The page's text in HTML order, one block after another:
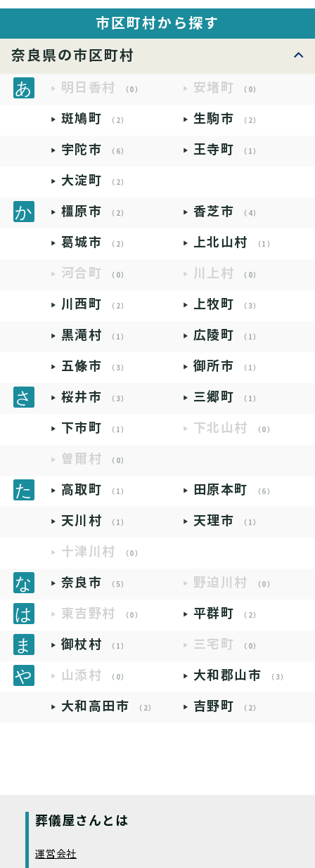
市区町村から探す
奈良県の市区町村
明日香村 （0） 安堵町 （0）
斑鳩町 （2） 生駒市 （2）
宇陀市 （6） 王寺町 （1）
大淀町 （2）
橿原市 （2） 香芝市 （4）
葛城市 （2） 上北山村 （1）
河合町 （0） 川上村 （0）
川西町 （2） 上牧町 （3）
黒滝村 （1） 広陵町 （1）
五條市 （3） 御所市 （1）
桜井市 （3） 三郷町 （1）
下市町 （1） 下北山村 （0）
曽爾村 （0）
高取町 （1） 田原本町 （6）
天川村 （1） 天理市 （1）
十津川村 （0）
奈良市 （5） 野迫川村 （0）
東吉野村 （0） 平群町 （2）
御杖村 （1） 三宅町 （0）
山添村 （0） 大和郡山市 （3）
大和高田市 （2） 吉野町 （2）
葬儀屋さんとは
運営会社